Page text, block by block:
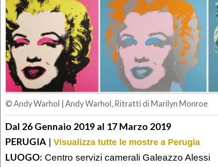
© Andy Warhol Andy Warhol, Ritratti di Marilyn Monroe
Dal 26 Gennaio 2019 al 17 Marzo 2019
PERUGIA | Visualizza tutte le mostre a Perugia
LUOGO: Centro servizi camerali Galeazzo Alessi